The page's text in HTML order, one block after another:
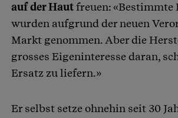
auf der Hautfreuen: «Bestimmte
wurden aufgrund der neuen
Markt genommen. Aber die
grosses Eigeninteresse daran,
Ersatz zu liefern.»
Er selbst setze ohnehin seit 30